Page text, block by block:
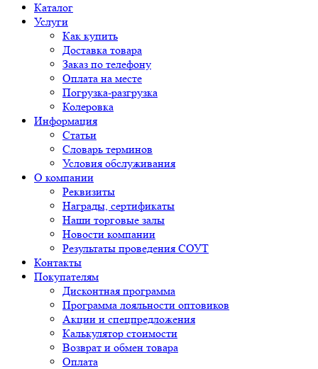
Каталог
Услуги
Как купить
Доставка товара
Заказ по телефону
Оплата на месте
Погрузка-разгрузка
Колеровка
Информация
Статьи
Словарь терминов
Условия обслуживания
О компании
Реквизиты
Награды, сертификаты
Наши торговые залы
Новости компании
Результаты проведения СОУТ
Контакты
Покупателям
Дисконтная программа
Программа лояльности оптовиков
Акции и спецпредложения
Калькулятор стоимости
Возврат и обмен товара
Оплата